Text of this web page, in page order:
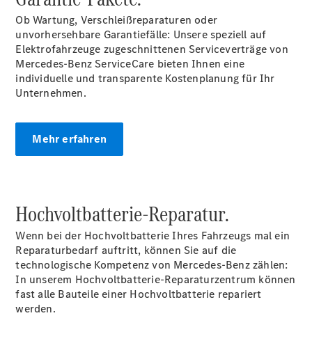
Reifen &
Kompletträder
Reifen- und
Komplettradschutz
Transporter-
Service
Ob Wartung, Verschleißreparaturen oder
unvorhersehbare Garantiefälle: Unsere speziell auf
Elektrofahrzeuge zugeschnittenen Serviceverträge von
Mercedes-Benz ServiceCare bieten Ihnen eine
individuelle und transparente Kostenplanung für Ihr
Unternehmen.
Mehr erfahren
Hochvoltbatterie-Reparatur.
Wenn bei der Hochvoltbatterie Ihres Fahrzeugs mal ein
Reparaturbedarf auftritt, können Sie auf die
technologische Kompetenz von Mercedes-Benz zählen:
In unserem Hochvoltbatterie-Reparaturzentrum können
fast alle Bauteile einer Hochvoltbatterie repariert
werden.